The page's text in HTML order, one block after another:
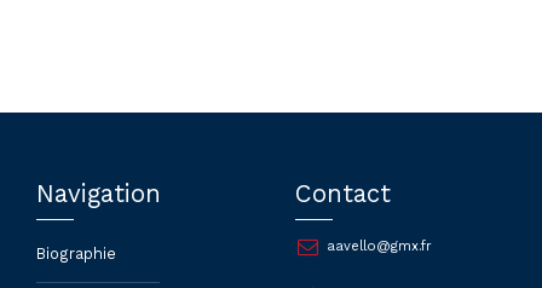
Navigation
Biographie
Contact
aavello@gmx.fr